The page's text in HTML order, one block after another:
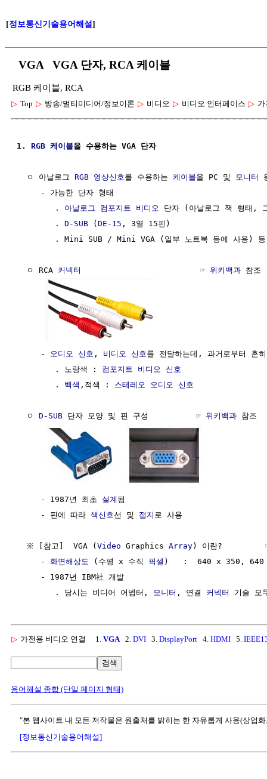
[정보통신기술용어해설]
VGA VGA 단자, RCA 케이블
RGB 케이블, RCA
▷ Top ▷ 방송/멀티미디어/정보이론 ▷ 비디오 ▷ 비디오 인터페이스 ▷
1. RGB 케이블을 수용하는 VGA 단자
  ㅇ 아날로그
RGB 영상신호를 수용하는 케이블을 PC 및 모니터
     - 가능한 단자 형태
        .
아날로그 컴포지트 비디오
단자 (아날로그 잭 형태,
        .
D-SUB (DE-15 , 3열 15핀)
        . Mini SUB / Mini VGA (일부 노트북 등에 사용) 등
  ㅇ RCA
커넥터
                         ☞
위키백과 참조
     -
오디오 신호 , 비디오 신호를 전달하는데, 과거로부터 흔
        . 노랑색 :
컴포지트 비디오 신호
        .
백색 ,적색 : 스테레오 오디오 신호
  ㅇ
D-SUB 단자 모양 및 핀 구성          ☞ 위키백과 참조
     - 1987년 최초
설계 됨
     - 핀에 따라
색신호선 및 접지 로 사용
  ※ [참고]  VGA (
Video Graphics Array) 이란?
     -
화면해상도 (수평 x 수직 픽셀 )   :  640 x 350, 640
     - 1987년 IBM社 개발
        . 당시는 비디어 어뎁터,
모니터 , 연결 커넥터
▷ 가전용 비디오 연결 1. VGA 2. DVI 3. DisplayPort 4. HDMI 5.
검색
용어해설 종합 (단일 페이지 형태)
"본 웹사이트 내 모든 저작물은 원출처를 밝히는 한 자유롭게 사용(상업
[정보통신기술용어해설]